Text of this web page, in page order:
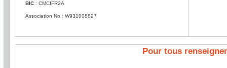
BIC: CMCIFR2A
Association No : W931008827
Pour tous